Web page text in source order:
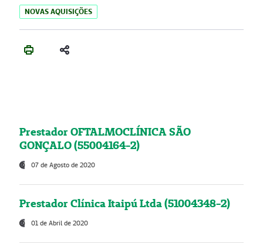
NOVAS AQUISIÇÕES
Prestador OFTALMOCLÍNICA SÃO
GONÇALO (55004164-2)
07 de Agosto de 2020
Prestador Clínica Itaipú Ltda (51004348-2)
01 de Abril de 2020